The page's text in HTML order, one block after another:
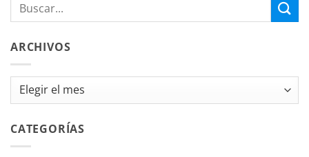
ARCHIVOS
Archivos
CATEGORÍAS